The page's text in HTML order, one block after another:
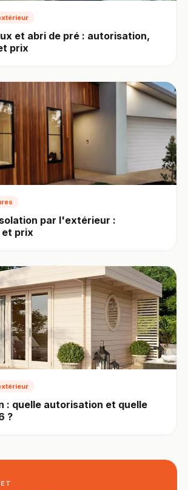
et abri de pré : autorisation,
prix
par l'extérieur :
prix
: quelle autorisation et quelle
?